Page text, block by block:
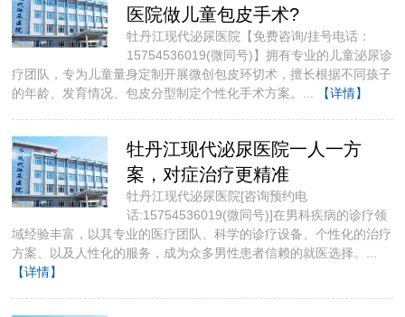
医院做儿童包皮手术?
牡丹江现代泌尿医院【免费咨询/挂号电话：
15754536019(微同号)】拥有专业的儿童泌尿诊
疗团队，专为儿童量身定制开展微创包皮环切术，擅长根据不同孩子
的年龄、发育情况、包皮分型制定个性化手术方案。...
【详情】
牡丹江现代泌尿医院一人一方
案，对症治疗更精准
牡丹江现代泌尿医院[咨询预约电
话:15754536019(微同号)]​在男科疾病的诊疗领
域经验丰富，以其专业的医疗团队、科学的诊疗设备、个性化的治疗
方案、以及人性化的服务，成为众多男性患者信赖的就医选择。...
【详情】